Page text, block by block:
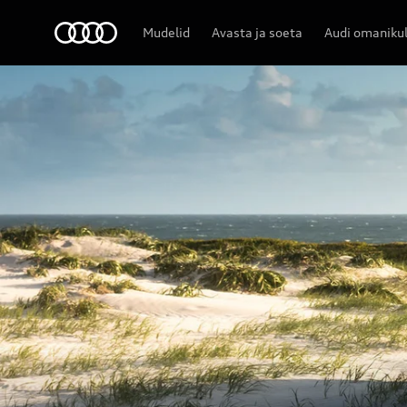
Mudelid Avasta ja soeta Audi